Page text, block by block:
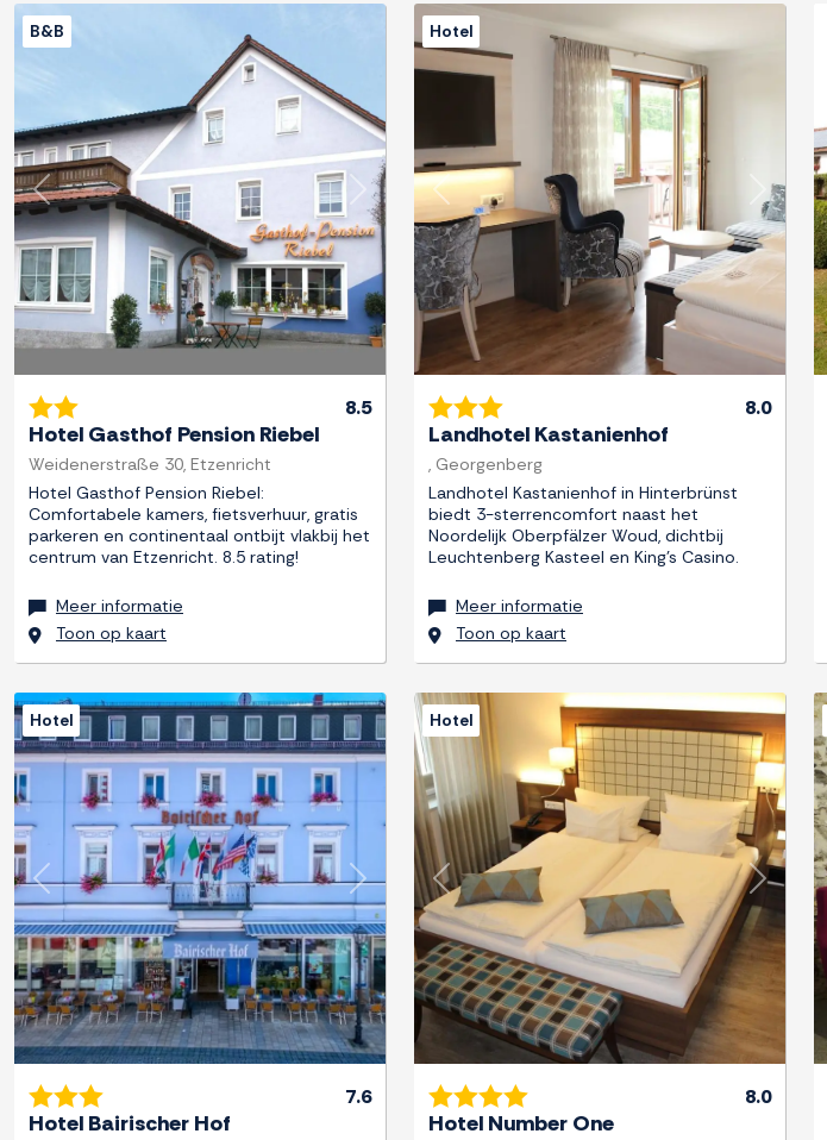
Previous Next
B&B
8.5
Hotel Gasthof Pension Riebel
Weidenerstraße 30, Etzenricht
Hotel Gasthof Pension Riebel:
Comfortabele kamers, fietsverhuur, gratis
parkeren en continentaal ontbijt vlakbij het
centrum van Etzenricht. 8.5 rating!
Meer informatie
Toon op kaart
Previous Next
Hotel
8.0
Landhotel Kastanienhof
, Georgenberg
Landhotel Kastanienhof in Hinterbrünst
biedt 3-sterrencomfort naast het
Noordelijk Oberpfälzer Woud, dichtbij
Leuchtenberg Kasteel en King’s Casino.
Meer informatie
Toon op kaart
Previous Next
Hotel
7.6
Hotel Bairischer Hof
Previous Next
Hotel
8.0
Hotel Number One